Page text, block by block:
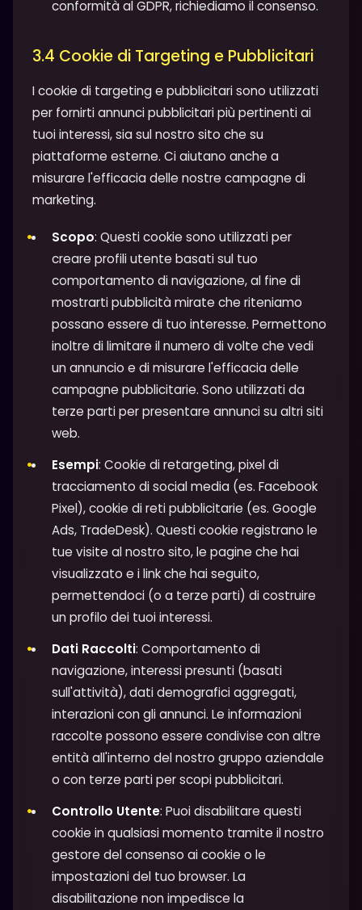
conformità al GDPR, richiediamo il consenso.
3.4 Cookie di Targeting e Pubblicitari
I cookie di targeting e pubblicitari sono utilizzati
per fornirti annunci pubblicitari più pertinenti ai
tuoi interessi, sia sul nostro sito che su
piattaforme esterne. Ci aiutano anche a
misurare l'efficacia delle nostre campagne di
marketing.
Scopo: Questi cookie sono utilizzati per
creare profili utente basati sul tuo
comportamento di navigazione, al fine di
mostrarti pubblicità mirate che riteniamo
possano essere di tuo interesse. Permettono
inoltre di limitare il numero di volte che vedi
un annuncio e di misurare l'efficacia delle
campagne pubblicitarie. Sono utilizzati da
terze parti per presentare annunci su altri siti
web.
Esempi: Cookie di retargeting, pixel di
tracciamento di social media (es. Facebook
Pixel), cookie di reti pubblicitarie (es. Google
Ads, TradeDesk). Questi cookie registrano le
tue visite al nostro sito, le pagine che hai
visualizzato e i link che hai seguito,
permettendoci (o a terze parti) di costruire
un profilo dei tuoi interessi.
Dati Raccolti: Comportamento di
navigazione, interessi presunti (basati
sull'attività), dati demografici aggregati,
interazioni con gli annunci. Le informazioni
raccolte possono essere condivise con altre
entità all'interno del nostro gruppo aziendale
o con terze parti per scopi pubblicitari.
Controllo Utente: Puoi disabilitare questi
cookie in qualsiasi momento tramite il nostro
gestore del consenso ai cookie o le
impostazioni del tuo browser. La
disabilitazione non impedisce la